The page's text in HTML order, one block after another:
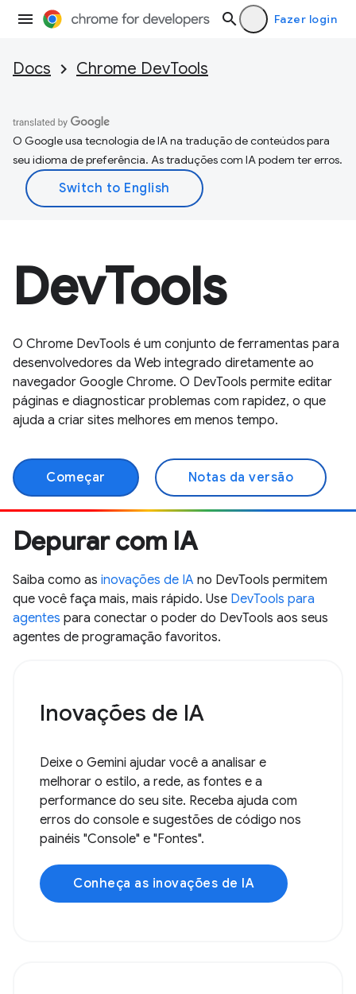
Fazer login
Docs Chrome DevTools
O Google usa tecnologia de IA na tradução de conteúdos para
seu idioma de preferência. As traduções com IA podem ter erros.
DevTools
O Chrome DevTools é um conjunto de ferramentas para
desenvolvedores da Web integrado diretamente ao
navegador Google Chrome. O DevTools permite editar
páginas e diagnosticar problemas com rapidez, o que
ajuda a criar sites melhores em menos tempo.
Começar Notas da versão
Depurar com IA
Saiba como as inovações de IA no DevTools permitem
que você faça mais, mais rápido. Use DevTools para
agentes para conectar o poder do DevTools aos seus
agentes de programação favoritos.
Inovações de IA
Deixe o Gemini ajudar você a analisar e
melhorar o estilo, a rede, as fontes e a
performance do seu site. Receba ajuda com
erros do console e sugestões de código nos
painéis "Console" e "Fontes".
Conheça as inovações de IA